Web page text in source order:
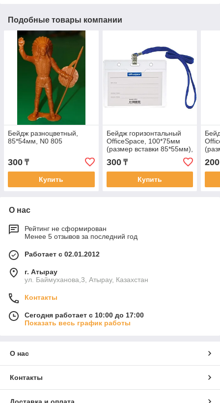
Подобные товары компании
Бейдж разноцветный,
85*54мм, N0 805
300 ₸
Купить
Бейдж горизонтальный
OfficeSpace, 100*75мм
(размер вставки 85*55мм),
с клипсой на синем
шнурке
300₸
Купить
200
О нас
Рейтинг не сформирован
Менее 5 отзывов за последний год
Работает с 02.01.2012
г. Атырау
ул. Баймуханова,3, Атырау, Казахстан
Контакты
Сегодня работает с 10:00 до 17:00
Показать весь график работы
О нас
Контакты